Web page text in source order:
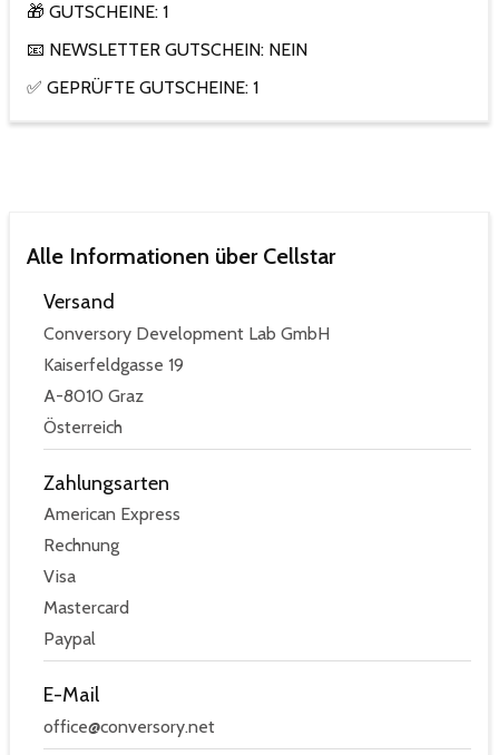
🎁 GUTSCHEINE: 1
📧 NEWSLETTER GUTSCHEIN: NEIN
✅ GEPRÜFTE GUTSCHEINE: 1
Alle Informationen über Cellstar
Versand
Conversory Development Lab GmbH
Kaiserfeldgasse 19
A-8010 Graz
Österreich
Zahlungsarten
American Express
Rechnung
Visa
Mastercard
Paypal
E-Mail
office@conversory.net